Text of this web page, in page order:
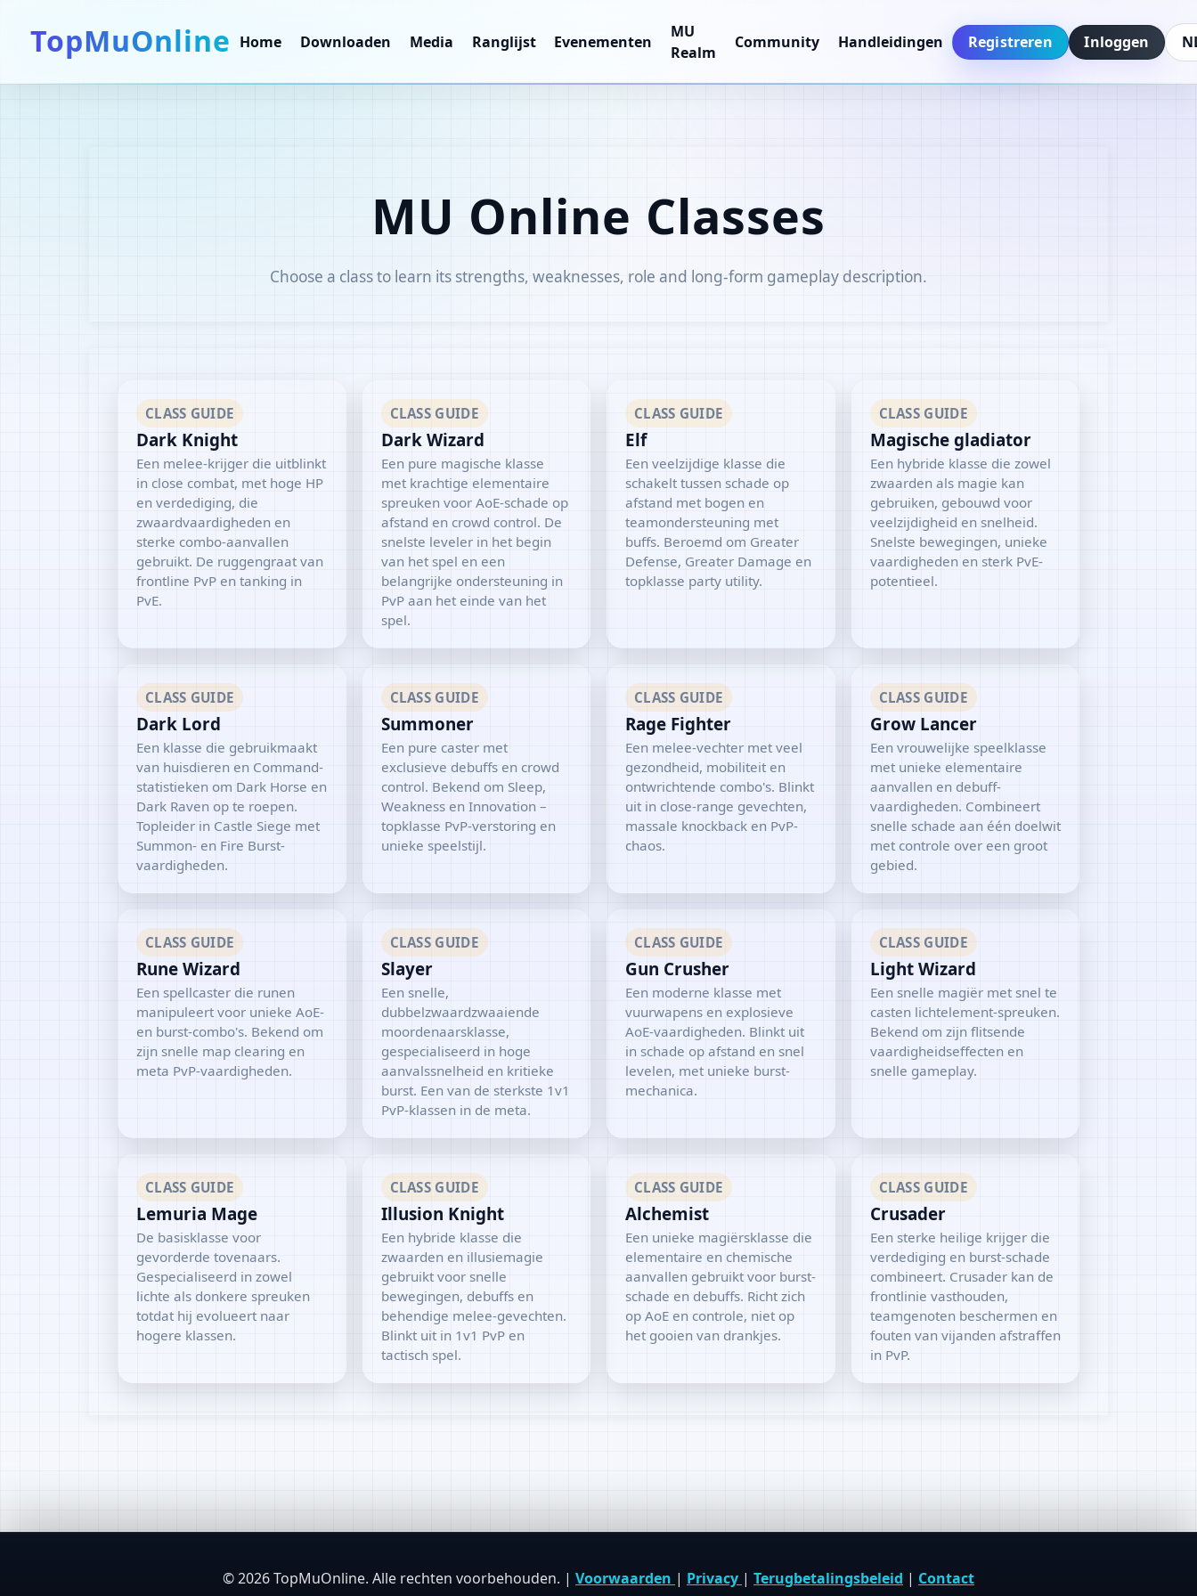
TopMuOnline Home Downloaden Media Ranglijst Evenementen
MU
Realm
Community Handleidingen Registreren Inloggen Taal
MU Online Classes
Choose a class to learn its strengths, weaknesses, role and long-form gameplay description.
CLASS GUIDE
Dark Knight
Een melee-krijger die uitblinkt
in close combat, met hoge HP
en verdediging, die
zwaardvaardigheden en
sterke combo-aanvallen
gebruikt. De ruggengraat van
frontline PvP en tanking in
PvE.
CLASS GUIDE
Dark Wizard
Een pure magische klasse
met krachtige elementaire
spreuken voor AoE-schade op
afstand en crowd control. De
snelste leveler in het begin
van het spel en een
belangrijke ondersteuning in
PvP aan het einde van het
spel.
CLASS GUIDE
Elf
Een veelzijdige klasse die
schakelt tussen schade op
afstand met bogen en
teamondersteuning met
buffs. Beroemd om Greater
Defense, Greater Damage en
topklasse party utility.
CLASS GUIDE
Magische gladiator
Een hybride klasse die zowel
zwaarden als magie kan
gebruiken, gebouwd voor
veelzijdigheid en snelheid.
Snelste bewegingen, unieke
vaardigheden en sterk PvE-
potentieel.
CLASS GUIDE
Dark Lord
Een klasse die gebruikmaakt
van huisdieren en Command-
statistieken om Dark Horse en
Dark Raven op te roepen.
Topleider in Castle Siege met
Summon- en Fire Burst-
vaardigheden.
CLASS GUIDE
Summoner
Een pure caster met
exclusieve debuffs en crowd
control. Bekend om Sleep,
Weakness en Innovation –
topklasse PvP-verstoring en
unieke speelstijl.
CLASS GUIDE
Rage Fighter
Een melee-vechter met veel
gezondheid, mobiliteit en
ontwrichtende combo's. Blinkt
uit in close-range gevechten,
massale knockback en PvP-
chaos.
CLASS GUIDE
Grow Lancer
Een vrouwelijke speelklasse
met unieke elementaire
aanvallen en debuff-
vaardigheden. Combineert
snelle schade aan één doelwit
met controle over een groot
gebied.
CLASS GUIDE
Rune Wizard
Een spellcaster die runen
manipuleert voor unieke AoE-
en burst-combo's. Bekend om
zijn snelle map clearing en
meta PvP-vaardigheden.
CLASS GUIDE
Slayer
Een snelle,
dubbelzwaardzwaaiende
moordenaarsklasse,
gespecialiseerd in hoge
aanvalssnelheid en kritieke
burst. Een van de sterkste 1v1
PvP-klassen in de meta.
CLASS GUIDE
Gun Crusher
Een moderne klasse met
vuurwapens en explosieve
AoE-vaardigheden. Blinkt uit
in schade op afstand en snel
levelen, met unieke burst-
mechanica.
CLASS GUIDE
Light Wizard
Een snelle magiër met snel te
casten lichtelement-spreuken.
Bekend om zijn flitsende
vaardigheidseffecten en
snelle gameplay.
CLASS GUIDE
Lemuria Mage
De basisklasse voor
gevorderde tovenaars.
Gespecialiseerd in zowel
lichte als donkere spreuken
totdat hij evolueert naar
hogere klassen.
CLASS GUIDE
Illusion Knight
Een hybride klasse die
zwaarden en illusiemagie
gebruikt voor snelle
bewegingen, debuffs en
behendige melee-gevechten.
Blinkt uit in 1v1 PvP en
tactisch spel.
CLASS GUIDE
Alchemist
Een unieke magiërsklasse die
elementaire en chemische
aanvallen gebruikt voor burst-
schade en debuffs. Richt zich
op AoE en controle, niet op
het gooien van drankjes.
CLASS GUIDE
Crusader
Een sterke heilige krijger die
verdediging en burst-schade
combineert. Crusader kan de
frontlinie vasthouden,
teamgenoten beschermen en
fouten van vijanden afstraffen
in PvP.
© 2026 TopMuOnline. Alle rechten voorbehouden. | Voorwaarden | Privacy | Terugbetalingsbeleid | Contact